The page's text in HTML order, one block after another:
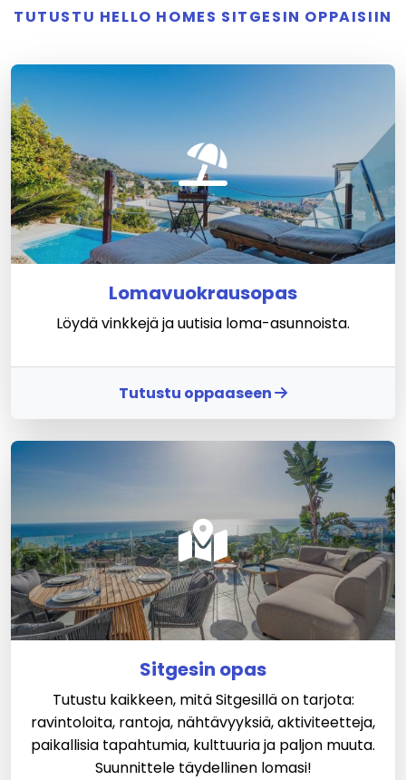
TUTUSTU HELLO HOMES SITGESIN OPPAISIIN
Lomavuokrausopas
Löydä vinkkejä ja uutisia loma-asunnoista.
Tutustu oppaaseen
Sitgesin opas
Tutustu kaikkeen, mitä Sitgesillä on tarjota:
ravintoloita, rantoja, nähtävyyksiä, aktiviteetteja,
paikallisia tapahtumia, kulttuuria ja paljon muuta.
Suunnittele täydellinen lomasi!